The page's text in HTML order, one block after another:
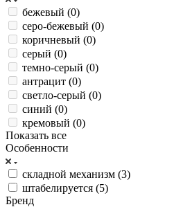
бежевый (0)
серо-бежевый (0)
коричневый (0)
серый (0)
темно-серый (0)
антрацит (0)
светло-серый (0)
синий (0)
кремовый (0)
Показать все
Особенности
складной механизм (3)
штабелируется (5)
Бренд